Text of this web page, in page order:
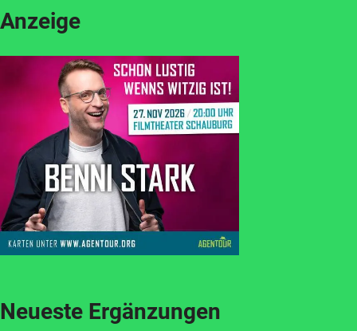
Anzeige
Neueste Ergänzungen